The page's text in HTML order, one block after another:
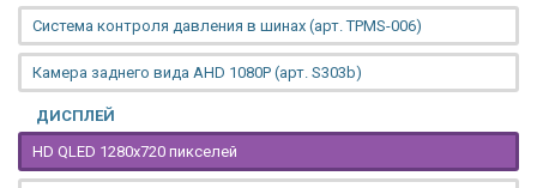
Система контроля давления в шинах (арт. TPMS-006)
Камера заднего вида AHD 1080P (арт. S303b)
ДИСПЛЕЙ
HD QLED 1280x720 пикселей